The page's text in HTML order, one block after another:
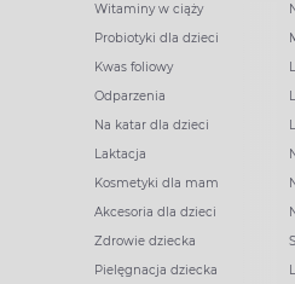
Witaminy w ciąży
Probiotyki dla dzieci
Kwas foliowy
Odparzenia
Na katar dla dzieci
Laktacja
Kosmetyki dla mam
Akcesoria dla dzieci
Zdrowie dziecka
Pielęgnacja dziecka